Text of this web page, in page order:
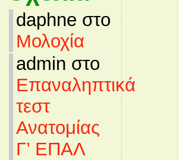
daphne στο
Μολοχία
admin στο
Επαναληπτικά
τεστ
Ανατομίας
Γ’ ΕΠΑΛ